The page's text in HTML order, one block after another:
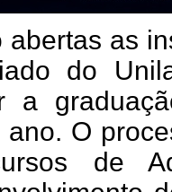
abertas as
do
a
ano. O
de